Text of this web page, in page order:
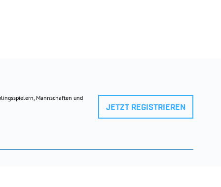
Mannschaften und
JETZT REGISTRIEREN